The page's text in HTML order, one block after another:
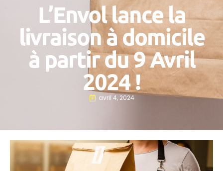
L’Envol lance la
livraison à domicile
à partir du 9 Avril
2024 !
avril 4, 2024